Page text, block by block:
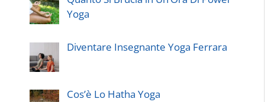
Yoga
Diventare Insegnante Yoga Ferrara
Cos’è Lo Hatha Yoga